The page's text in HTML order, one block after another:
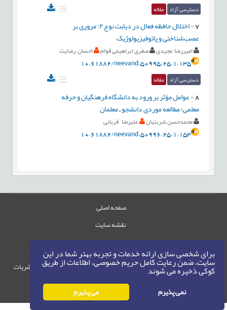
برای شخصی سازی ارائه خدمات و تجربه بهتر شما در این
سایت، ضمن رعایت کامل حریم خصوصی، اطلاعات از طریق
کوکی ذخیره می شوند
نمی پذیرم می پذیرم
دسترسی آزاد مقاله
7
-
اختلال حافظه فعال در دیابت نوع ۲: مروری بر
عصب‌شناختی و پاتوفیزیولوژیک
امیررضا مجیدی صغری ابراهیمی قوام احسان رضایت
10.61882/neevand.50995.25.1.135
دسترسی آزاد مقاله
8
-عوامل مؤثر بر ورود به دانشگاه فرهنگیان و حرفه
معلمی؛ مطالعه موردی دانشجو ـ معلمان
محمدحسن شربتیان علیرضا قربانی
10.61882/neevand.50996.25.1.153
صفحه اصلی
نقشه سایت
تماس با ما
حقوق این وب‌سایت متعلق به سامانه مدیریت نشریات
حق نشر©
1405-1396